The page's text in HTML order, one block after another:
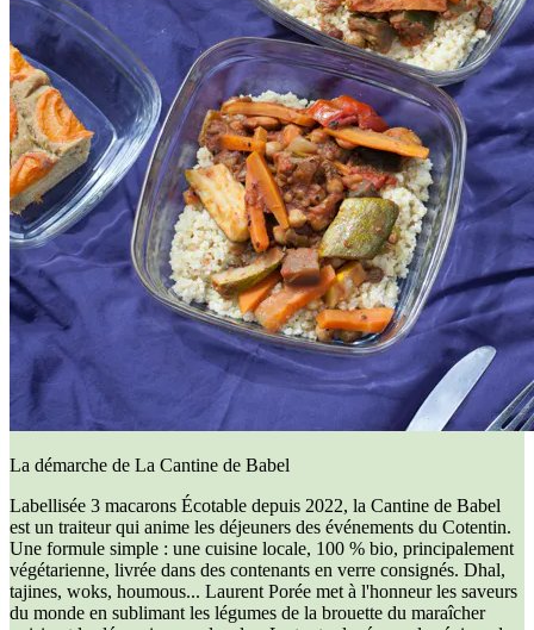
La démarche de La Cantine de Babel
Labellisée 3 macarons Écotable depuis 2022, la Cantine de Babel
est un traiteur qui anime les déjeuners des événements du Cotentin.
Une formule simple : une cuisine locale, 100 % bio, principalement
végétarienne, livrée dans des contenants en verre consignés. Dhal,
tajines, woks, houmous... Laurent Porée met à l'honneur les saveurs
du monde en sublimant les légumes de la brouette du maraîcher